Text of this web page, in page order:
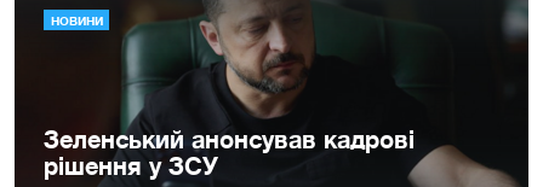
НОВИНИ
Зеленський анонсував кадрові
рішення у ЗСУ